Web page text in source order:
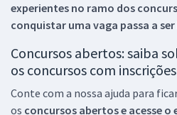
experientes no ramo dos
conquistar uma vaga passa a
Concursos abertos: saiba
os concursos com
Conte com a nossa ajuda para
os concursos abertos e acesse